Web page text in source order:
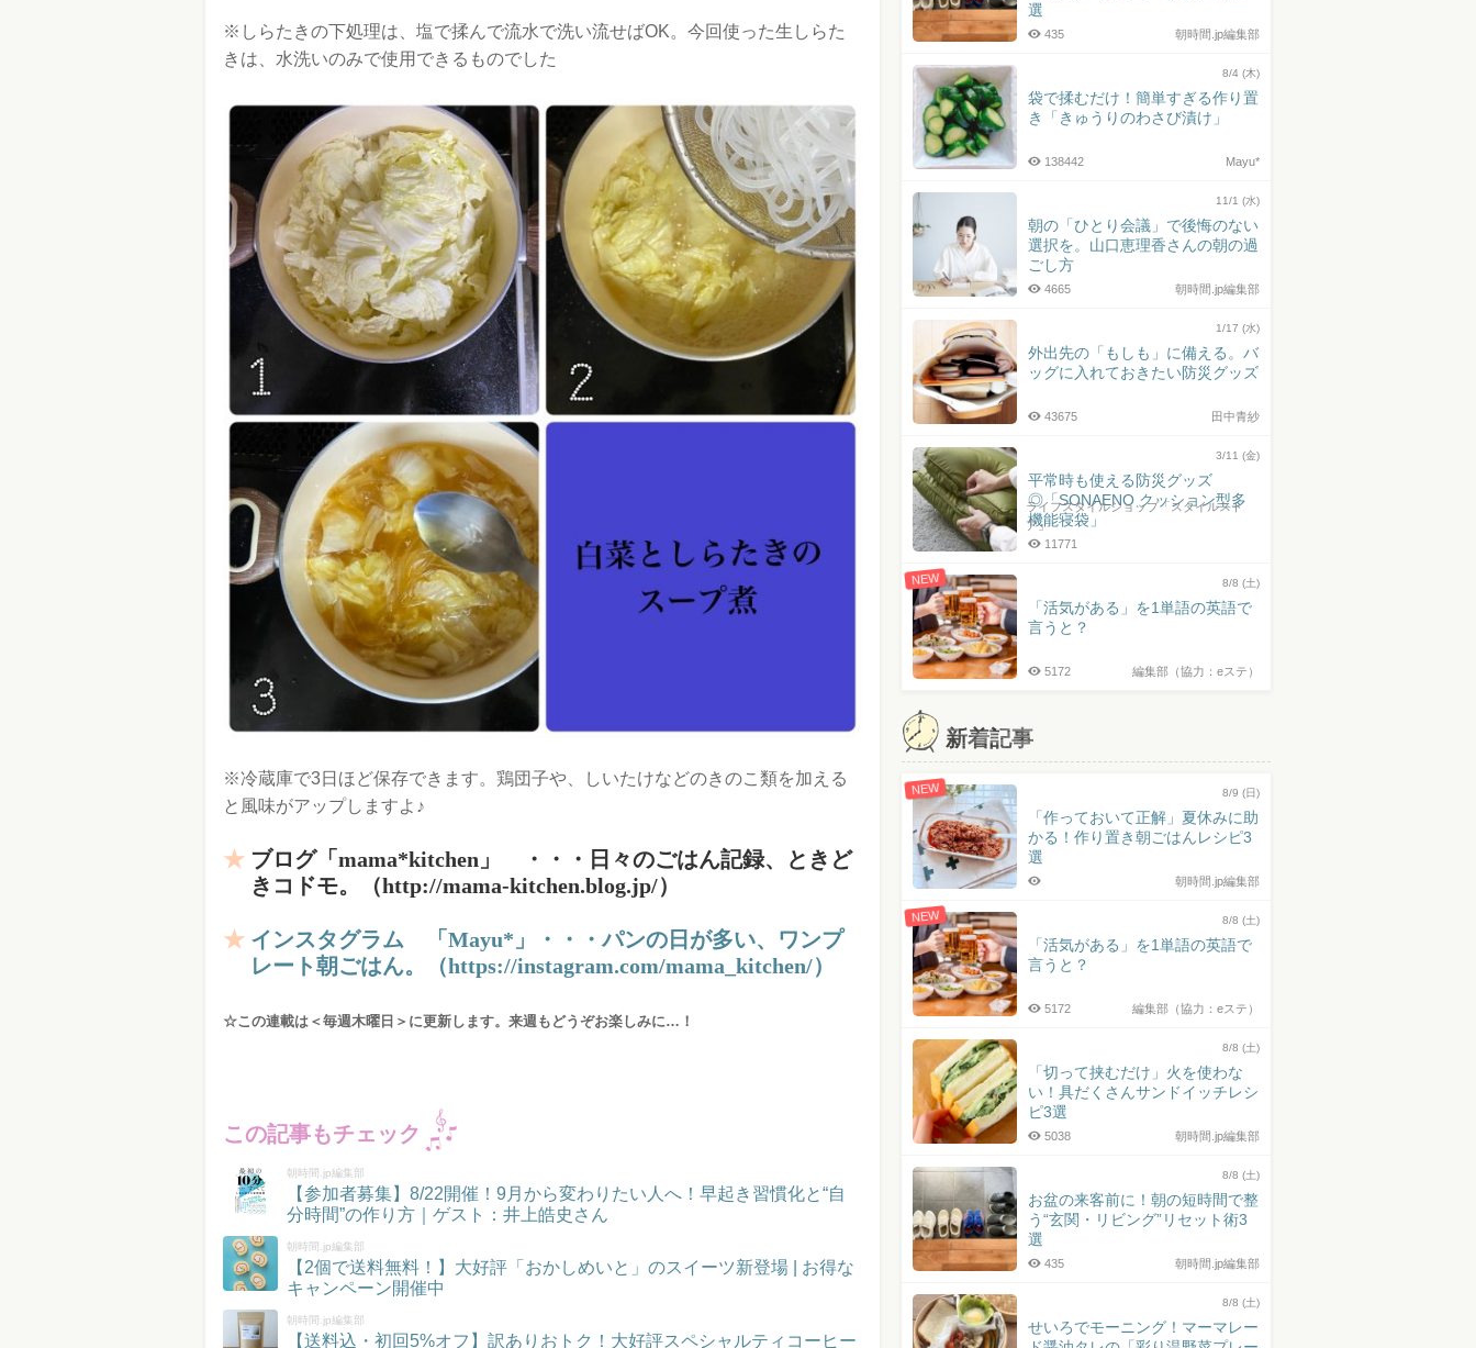
※しらたきの下処理は、塩で揉んで流水で洗い流せばOK。今回使った生しらた
きは、水洗いのみで使用できるものでした
※冷蔵庫で3日ほど保存できます。鶏団子や、しいたけなどのきのこ類を加える
と風味がアップしますよ♪
ブログ「mama*kitchen」 ・・・日々のごはん記録、ときど
きコドモ。（http://mama-kitchen.blog.jp/）
インスタグラム 「Mayu*」・・・パンの日が多い、ワンプ
レート朝ごはん。（https://instagram.com/mama_kitchen/）
☆この連載は＜毎週木曜日＞に更新します。来週もどうぞお楽しみに…！
この記事もチェック
朝時間.jp編集部
【参加者募集】8/22開催！9月から変わりたい人へ！早起き習慣化と“自
分時間”の作り方｜ゲスト：井上皓史さん
朝時間.jp編集部
【2個で送料無料！】大好評「おかしめいと」のスイーツ新登場 | お得な
キャンペーン開催中
朝時間.jp編集部
【送料込・初回5%オフ】訳ありおトク！大好評スペシャルティコーヒー
選
朝時間.jp編集部
435
8/4 (木)
袋で揉むだけ！簡単すぎる作り置
き「きゅうりのわさび漬け」
Mayu*
138442
11/1 (水)
朝の「ひとり会議」で後悔のない
選択を。山口恵理香さんの朝の過
ごし方
朝時間.jp編集部
4665
1/17 (水)
外出先の「もしも」に備える。バ
ッグに入れておきたい防災グッズ
田中青紗
43675
3/11 (金)
平常時も使える防災グッズ
◎「SONAENO クッション型多
機能寝袋」
ライフスタイルショップ「スタイルスト
ア」
11771
NEW 8/8 (土)
「活気がある」を1単語の英語で
言うと？
編集部（協力：eステ）
5172
新着記事
NEW 8/9 (日)
「作っておいて正解」夏休みに助
かる！作り置き朝ごはんレシピ3
選
朝時間.jp編集部
NEW 8/8 (土)
「活気がある」を1単語の英語で
言うと？
編集部（協力：eステ）
5172
8/8 (土)
「切って挟むだけ」火を使わな
い！具だくさんサンドイッチレシ
ピ3選
朝時間.jp編集部
5038
8/8 (土)
お盆の来客前に！朝の短時間で整
う“玄関・リビング”リセット術3
選
朝時間.jp編集部
435
8/8 (土)
せいろでモーニング！マーマレー